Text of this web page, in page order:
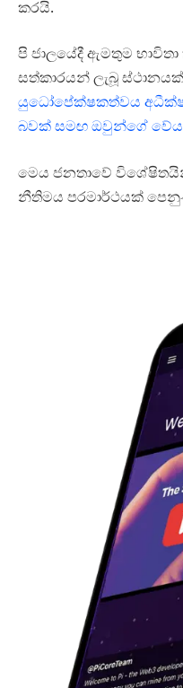
කරයි.
පි ජාලයේදී ඇමතුම
සත්කාරයන් ලැබූ
යුධෝපේක්ෂකත්වය
බවක් සමඟ ඔවුන්ගේ
මෙය ජනතාවේ
නීතිමය පරමාර්ථයක්